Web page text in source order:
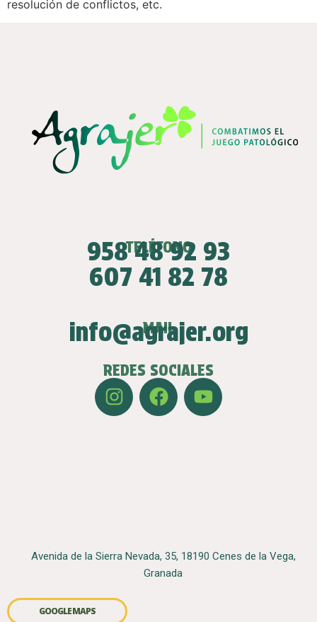
resolución de conflictos, etc.
TELÉFONO
958 48 92 93
607 41 82 78
MAIL
info@agrajer.org
REDES SOCIALES
Avenida de la Sierra Nevada, 35, 18190 Cenes de la Vega,
Granada
GOOGLE MAPS